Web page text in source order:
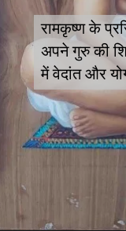
रामकृष्ण के
अपने गुरु की
में वेदांत और